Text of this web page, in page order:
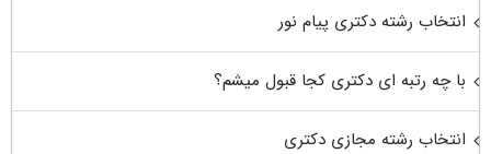
انتخاب رشته دکتری پیام نور
با چه رتبه ای دکتری کجا قبول میشم؟
انتخاب رشته مجازی دکتری